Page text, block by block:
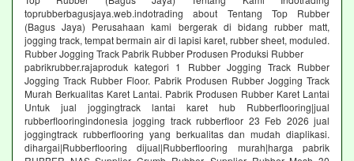
toprubberbagusjaya.web.indotrading about Tentang Top Rubber
(Bagus Jaya) Perusahaan kami bergerak di bidang rubber matt,
jogging track, tempat bermain air di lapisi karet, rubber sheet, moduled.
Rubber Jogging Track Pabrik Rubber Produsen Produksi Rubber
pabrikrubber.rajaproduk kategori 1 Rubber Jogging Track Rubber
Jogging Track Rubber Floor. Pabrik Produsen Rubber Jogging Track
Murah Berkualitas Karet Lantai. Pabrik Produsen Rubber Karet Lantai
Untuk jual joggingtrack lantai karet hub Rubberflooring|jual
rubberflooringindonesia jogging track rubberfloor 23 Feb 2026 jual
joggingtrack rubberflooring yang berkualitas dan mudah diaplikasi.
dihargai|Rubberflooring dijual|Rubberflooring murah|harga pabrik